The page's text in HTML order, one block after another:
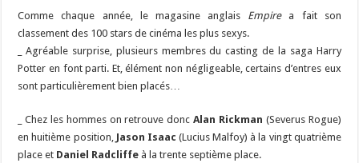
Comme chaque année, le magasine anglais Empirea fait son
classement des 100 stars de cinéma les plus sexys.
_ Agréable surprise, plusieurs membres du casting de la saga Harry
Potter en font parti. Et, élément non négligeable, certains d’entres eux
sont particulièrement bien placés…
_ Chez les hommes on retrouve doncAlan Rickman (Severus Rogue)
en huitième position, Jason Isaac (Lucius Malfoy) à la vingt quatrième
place et Daniel Radcliffe à la trente septième place.